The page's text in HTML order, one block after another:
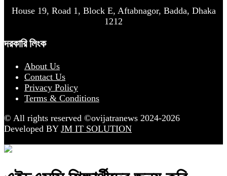
House 19, Road 1, Block E, Aftabnagor, Badda, Dhaka
1212
দরকারি লিংক
About Us
Contact Us
Privacy Policy
Terms & Conditions
© All rights reserved ©ovijatranews 2024-2026
Developed BY JM IT SOLUTION